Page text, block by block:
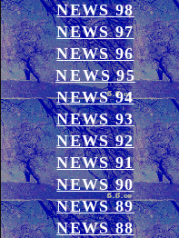
NEWS 98
NEWS 97
NEWS 96
NEWS 95
NEWS 94
NEWS 93
NEWS 92
NEWS 91
NEWS 90
NEWS 89
NEWS 88